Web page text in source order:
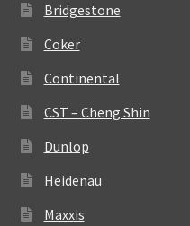
Bridgestone
Coker
Continental
CST – Cheng Shin
Dunlop
Heidenau
Maxxis